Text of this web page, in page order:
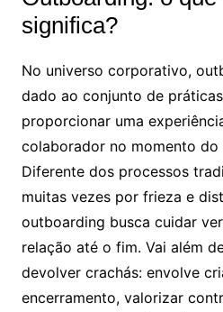
significa?
No universo corporativo,
dado ao conjunto de
proporcionar uma
colaborador no momento do
Diferente dos processos
muitas vezes por frieza e
outboarding busca cuidar
relação até o fim. Vai além
devolver crachás: envolve
encerramento, valorizar